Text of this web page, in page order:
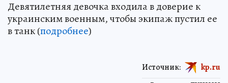
Девятилетняя девочка входила в доверие к
украинским военным, чтобы экипаж пустил ее
в танк (подробнее)
Источник: kp.ru